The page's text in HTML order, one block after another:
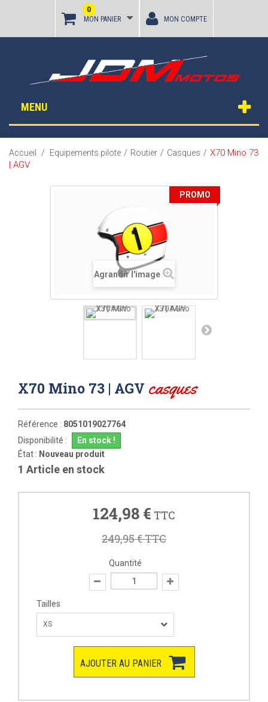
MON PANIER
0
MON COMPTE
MENU
Accueil / Equipements pilote / Routier / Casques / X70 Mino 73
| AGV
PROMO
Agrandir l'image
X70 Mino 73 | AGV casques
Référence : 8051019027764
Disponibilité :
En stock !
État : Nouveau produit
1 Article en stock
124,98 € TTC
249,95 €TTC
Quantité
Tailles
XS
AJOUTER AU PANIER